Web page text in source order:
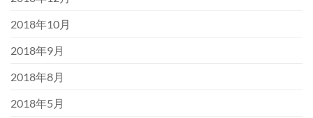
2018年10月
2018年9月
2018年8月
2018年5月